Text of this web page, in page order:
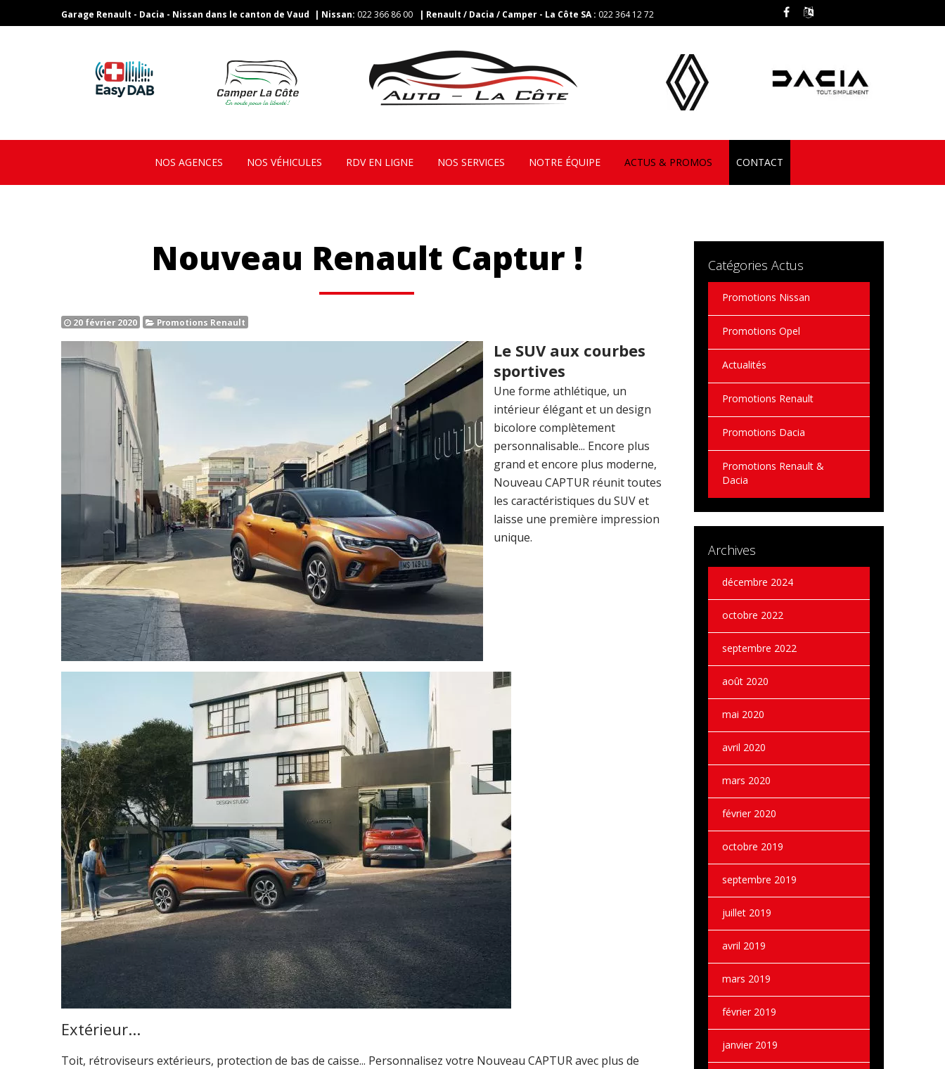
Garage Renault - Dacia - Nissan dans le canton de Vaud | Nissan: 022 366 86 00 | Renault / Dacia / Camper - La Côte SA : 022 364 12 72
NOS AGENCES NOS VÉHICULES RDV EN LIGNE NOS SERVICES NOTRE ÉQUIPE ACTUS & PROMOS CONTACT
Nouveau Renault Captur !
20 février 2020 Promotions Renault
Le SUV aux courbes
sportives
Une forme athlétique, un
intérieur élégant et un design
bicolore complètement
personnalisable... Encore plus
grand et encore plus moderne,
Nouveau CAPTUR réunit toutes
les caractéristiques du SUV et
laisse une première impression
unique.
Extérieur...
Toit, rétroviseurs extérieurs, protection de bas de caisse... Personnalisez votre Nouveau CAPTUR avec plus de
Catégories Actus
Promotions Nissan
Promotions Opel
Actualités
Promotions Renault
Promotions Dacia
Promotions Renault &
Dacia
Archives
décembre 2024
octobre 2022
septembre 2022
août 2020
mai 2020
avril 2020
mars 2020
février 2020
octobre 2019
septembre 2019
juillet 2019
avril 2019
mars 2019
février 2019
janvier 2019